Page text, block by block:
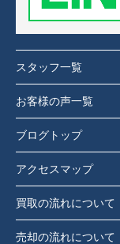
スタッフ一覧
お客様の声一覧
ブログトップ
アクセスマップ
買取の流れについて
売却の流れについて